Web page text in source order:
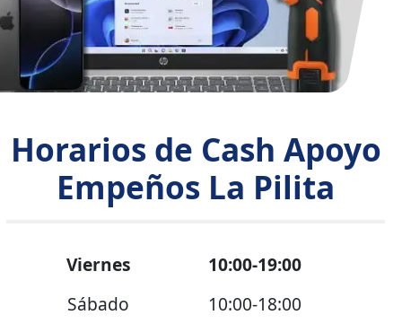
Horarios de Cash Apoyo
Empeños La Pilita
Viernes
10:00-19:00
Sábado
10:00-18:00